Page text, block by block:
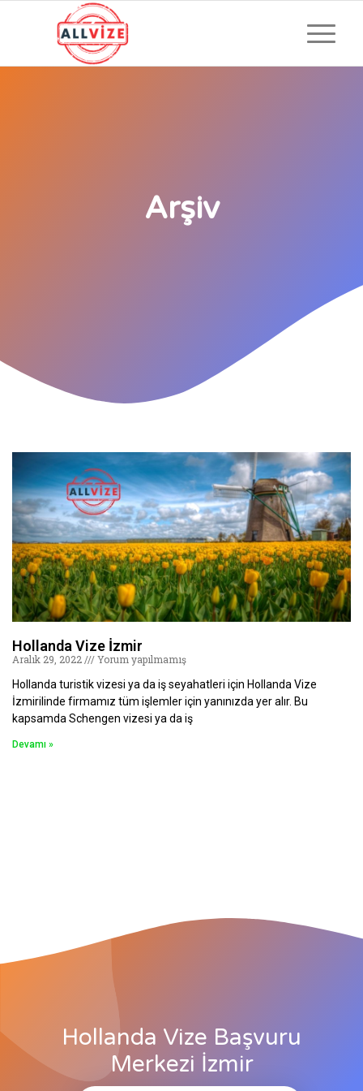
Arşiv
Hollanda Vize İzmir
Aralık 29, 2022
Yorum yapılmamış
Hollanda turistik vizesi ya da iş seyahatleri için Hollanda Vize
İzmirilinde firmamız tüm işlemler için yanınızda yer alır. Bu
kapsamda Schengen vizesi ya da iş
Devamı »
Hollanda Vize Başvuru
Merkezi İzmir